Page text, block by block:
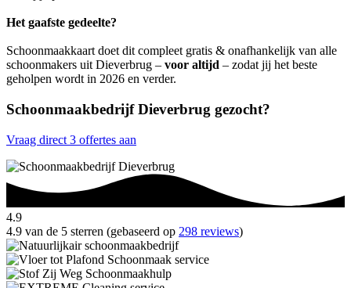
Het gaafste gedeelte?
Schoonmaakkaart doet dit compleet gratis & onafhankelijk van alle
schoonmakers uit Dieverbrug – voor altijd – zodat jij het beste
geholpen wordt in 2026 en verder.
Schoonmaakbedrijf Dieverbrug gezocht?
Vraag direct 3 offertes aan
4.9
4.9 van de 5 sterren (gebaseerd op 298 reviews)